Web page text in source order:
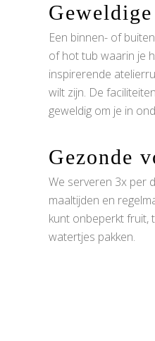
Een binnen- of
of hot tub waarin je
inspirerende
wilt zijn. De
geweldig om je in
Gezonde
We serveren 3x per
maaltijden en
kunt onbeperkt fruit,
watertjes pakken.